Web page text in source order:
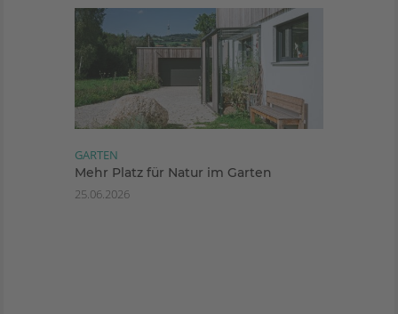
GARTEN
Mehr Platz für Natur im Garten
25.06.2026